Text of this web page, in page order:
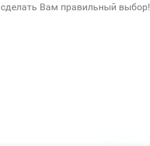
сделать Вам правильный выбор!